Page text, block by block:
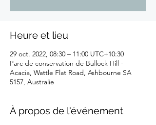
Heure et lieu
29 oct. 2022, 08:30 – 11:00 UTC+10:30
Parc de conservation de Bullock Hill -
Acacia, Wattle Flat Road, Ashbourne SA
5157, Australie
À propos de l'événement